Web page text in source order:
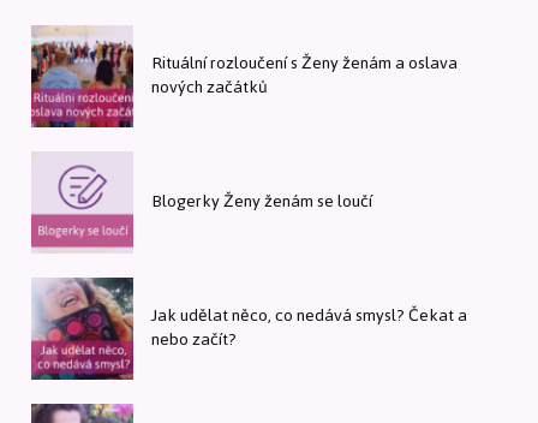
Rituální rozloučení s Ženy ženám a oslava
nových začátků
Blogerky Ženy ženám se loučí
Jak udělat něco, co nedává smysl? Čekat a
nebo začít?